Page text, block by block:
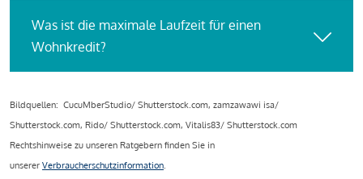
Was ist die maximale Laufzeit für einen
Wohnkredit?
Bildquellen: CucuMberStudio/ Shutterstock.com, zamzawawi isa/
Shutterstock.com, Rido/ Shutterstock.com, Vitalis83/ Shutterstock.com
Rechtshinweise zu unseren Ratgebern finden Sie in
unserer Verbraucherschutzinformation.